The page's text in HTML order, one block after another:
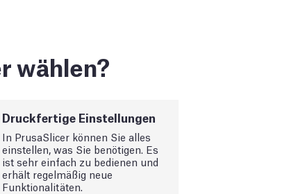
wählen?
Druckfertige Einstellungen
In PrusaSlicer können Sie alles
einstellen, was Sie benötigen. Es
ist sehr einfach zu bedienen und
erhält regelmäßig neue
Funktionalitäten.